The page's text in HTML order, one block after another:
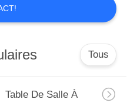
donc
faire une visite
Tous
Table De Salle À